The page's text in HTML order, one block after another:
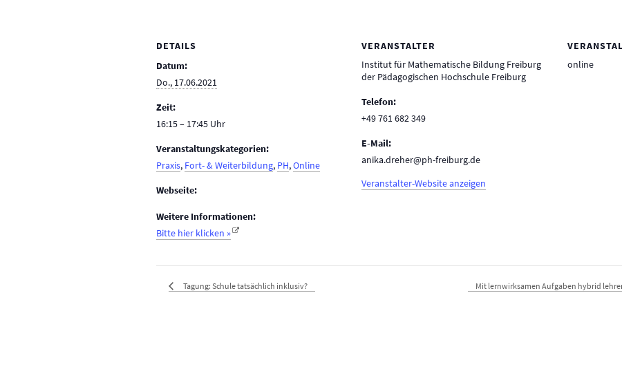
DETAILS
Datum:
Do., 17.06.2021
Zeit:
16:15 – 17:45
Veranstaltungskategorien:
Praxis, Fort- & Weiterbildung, PH,Online
Webseite:
Weitere Informationen:
Bitte hier klicken »
online
VERANSTALTER
Institut für Mathematische Bildung Freiburg
der Pädagogischen Hochschule Freiburg
Telefon:
+49 761 682 349
E-Mail:
anika.dreher@ph-freiburg.de
Veranstalter-Website anzeigen
Tagung: Schule tatsächlich inklusiv? Mit lernwirksamen Aufgaben hybrid